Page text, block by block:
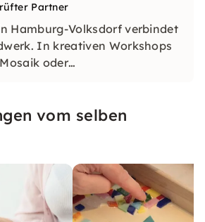
Partner
Hamburg-Volksdorf verbindet
In kreativen Workshops
oder
– ob offen, privat oder
vom selben